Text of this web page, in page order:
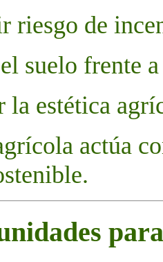
riesgo de
suelo frente
la estética
actúa